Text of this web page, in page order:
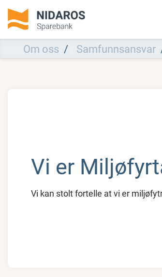
Om oss Samfunnsansvar
Vi er
Vi kan stolt fortelle at vi er